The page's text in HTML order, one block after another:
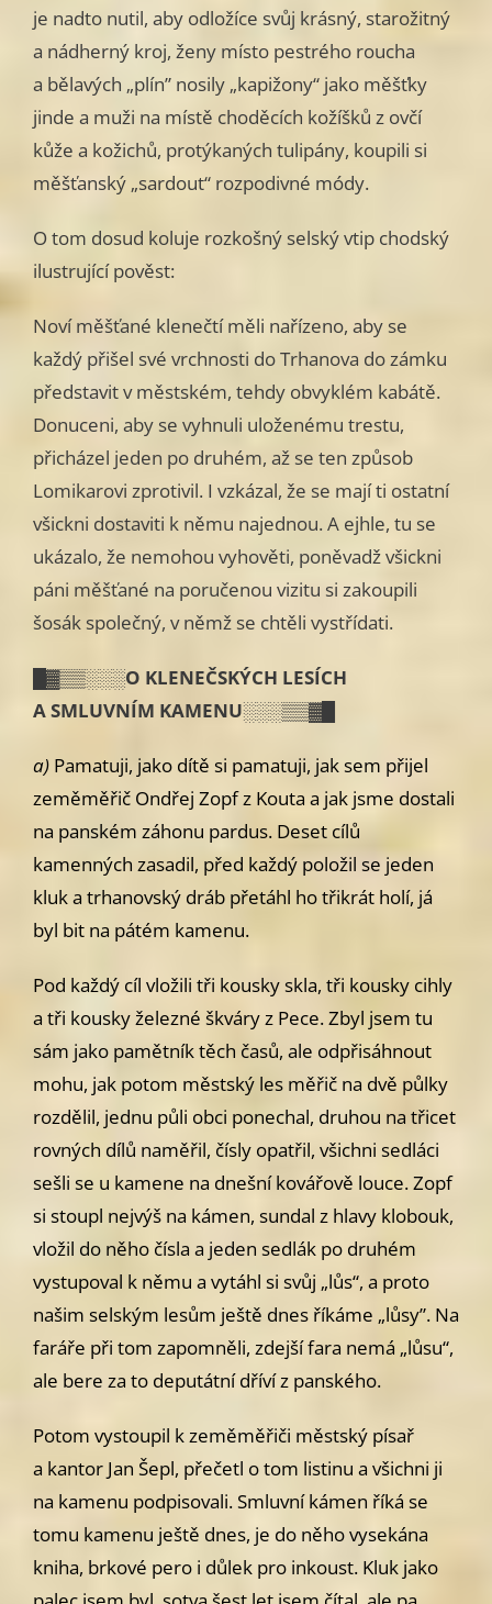
je nadto nutil, aby odložíce svůj krásný, starožitný
a nádherný kroj, ženy místo pestrého roucha
a bělavých „plín” nosily „kapižony“ jako měšťky
jinde a muži na místě choděcích kožíšků z ovčí
kůže a kožichů, protýkaných tulipány, koupili si
měšťanský „sardout“ rozpodivné módy.
O tom dosud koluje rozkošný selský vtip chodský
ilustrující pověst:
Noví měšťané klenečtí měli nařízeno, aby se
každý přišel své vrchnosti do Trhanova do zámku
představit v městském, tehdy obvyklém kabátě.
Donuceni, aby se vyhnuli uloženému trestu,
přicházel jeden po druhém, až se ten způsob
Lomikarovi zprotivil. I vzkázal, že se mají ti ostatní
všickni dostaviti k němu najednou. A ejhle, tu se
ukázalo, že nemohou vyhověti, poněvadž všickni
páni měšťané na poručenou vizitu si zakoupili
šosák spo­lečný, v němž se chtěli vystřídati.
█▓▒▒░░░O KLENEČSKÝCH LESÍCH
A SMLUVNÍM KAMENU░░░▒▒▓█
a) Pamatuji, jako dítě si pamatuji, jak sem přijel
zeměměřič Ondřej Zopf z Kouta a jak jsme dostali
na panském záhonu pardus. Deset cílů
kamenných zasadil, před každý položil se jeden
kluk a trhanovský dráb přetáhl ho třikrát holí, já
byl bit na pátém kamenu.
Pod každý cíl vložili tři kousky skla, tři kousky cihly
a tři kousky želez­né škváry z Pece. Zbyl jsem tu
sám jako pamětník těch časů, ale odpřisáhnout
mohu, jak potom městský les měřič na dvě půlky
rozdělil, jednu půli obci ponechal, druhou na třicet
rovných dílů naměřil, čísly opatřil, všich­ni sedláci
sešli se u kamene na dnešní kovářově louce. Zopf
si stoupl nej­výš na kámen, sundal z hlavy klobouk,
vložil do něho čísla a jeden sedlák po druhém
vystupoval k němu a vytáhl si svůj „lůs“, a proto
našim sel­ským lesům ještě dnes říkáme „lůsy”. Na
faráře při tom zapomněli, zdejšífara nemá „lůsu“,
ale bere za to deputátní dříví z panského.
Potom vystoupil k zeměměřiči městský písař
a kantor Jan Šepl, přečetl o tom listinu a všichni ji
na kamenu podpisovali. Smluvní kámen říká se
tomu kamenu ještě dnes, je do něho vysekána
kniha, brkové pero i důlek pro inkoust. Kluk jako